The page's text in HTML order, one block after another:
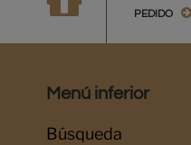
PEDIDO
Menú inferior
Búsqueda